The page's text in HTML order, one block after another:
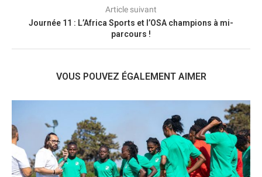
Article suivant
Journée 11 : L’Africa Sports et l’OSA champions à mi-
parcours !
VOUS POUVEZ ÉGALEMENT AIMER